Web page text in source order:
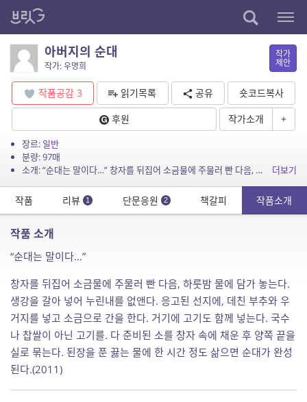
아버지의 순대
작가: 우명희
작가
제안
작품공감 3 읽기목록 공유
숏코드복사
후원
작가소개 +
장르: 일반
분량: 97매
소개: “순대는 말이다…” 창자를 뒤집어 소금물에 주물러 빤 다음, 하룻밤 물에 담가 놓는다. 생강을 갈아 넣어 누린내를 없앤다. 응고된 선지에, 데친 부추와 우거지를 넣고 소금으로 간을...
더보기
작품 리뷰 1 단문응원 2 책갈피 작품소개
작품 소개
“순대는 말이다…”
창자를 뒤집어 소금물에 주물러 빤 다음, 하룻밤 물에 담가 놓는다.
생강을 갈아 넣어 누린내를 없앤다. 응고된 선지에, 데친 부추와 우
거지를 넣고 소금으로 간을 한다. 거기에 고기도 함께 넣는다. 국수
나 찹쌀이 아닌 고기를. 다 준비된 소를 창자 속에 채운 후 양쪽 끝을
실로 묶는다. 된장을 푼 끓는 물에 한 시간 정도 삶으면 순대가 완성
된다.(2011)